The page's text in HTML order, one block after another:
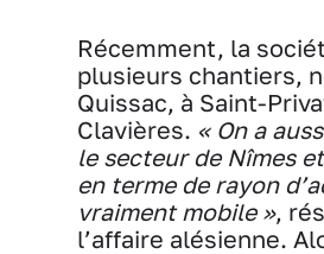
Récemment, la
plusieurs chantiers,
Quissac, à Saint-
Clavières. « On a
le secteur de Nîmes
en terme de rayon
vraiment mobile »,
l’affaire alésienne.